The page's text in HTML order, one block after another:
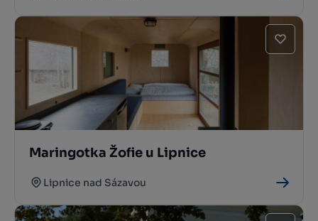
Maringotka Žofie u Lipnice
Lipnice nad Sázavou